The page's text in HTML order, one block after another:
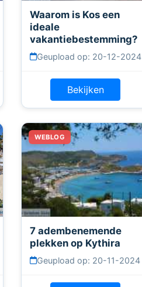
Waarom is Kos een
ideale
vakantiebestemming?
Geupload op: 20-12-2024
Bekijken
7 adembenemende
plekken op Kythira
Geupload op: 20-11-2024